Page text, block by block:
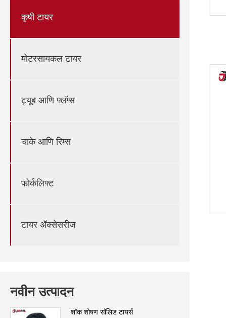
कृषी टायर
मोटरसायकल टायर
ट्यूब आणि फ्लॅप्स
चाके आणि रिम्स
फोर्कलिफ्ट
टायर ॲक्सेसरीज
नवीन उत्पादन
शॉक शोषण सॉलिड टायर्स